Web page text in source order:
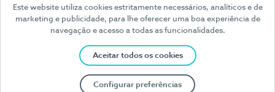
Este website utiliza cookies estritamente necessários, analíticos e de
marketing e publicidade, para lhe oferecer uma boa experiência de
navegação e acesso a todas as funcionalidades.
Aceitar todos os cookies
Configurar preferências